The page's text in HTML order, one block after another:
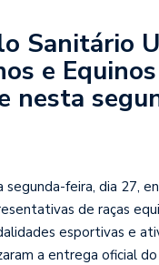
Sanitário
e
nesta
segunda-feira, dia 27,
de raças
esportivas e
a entrega oficial